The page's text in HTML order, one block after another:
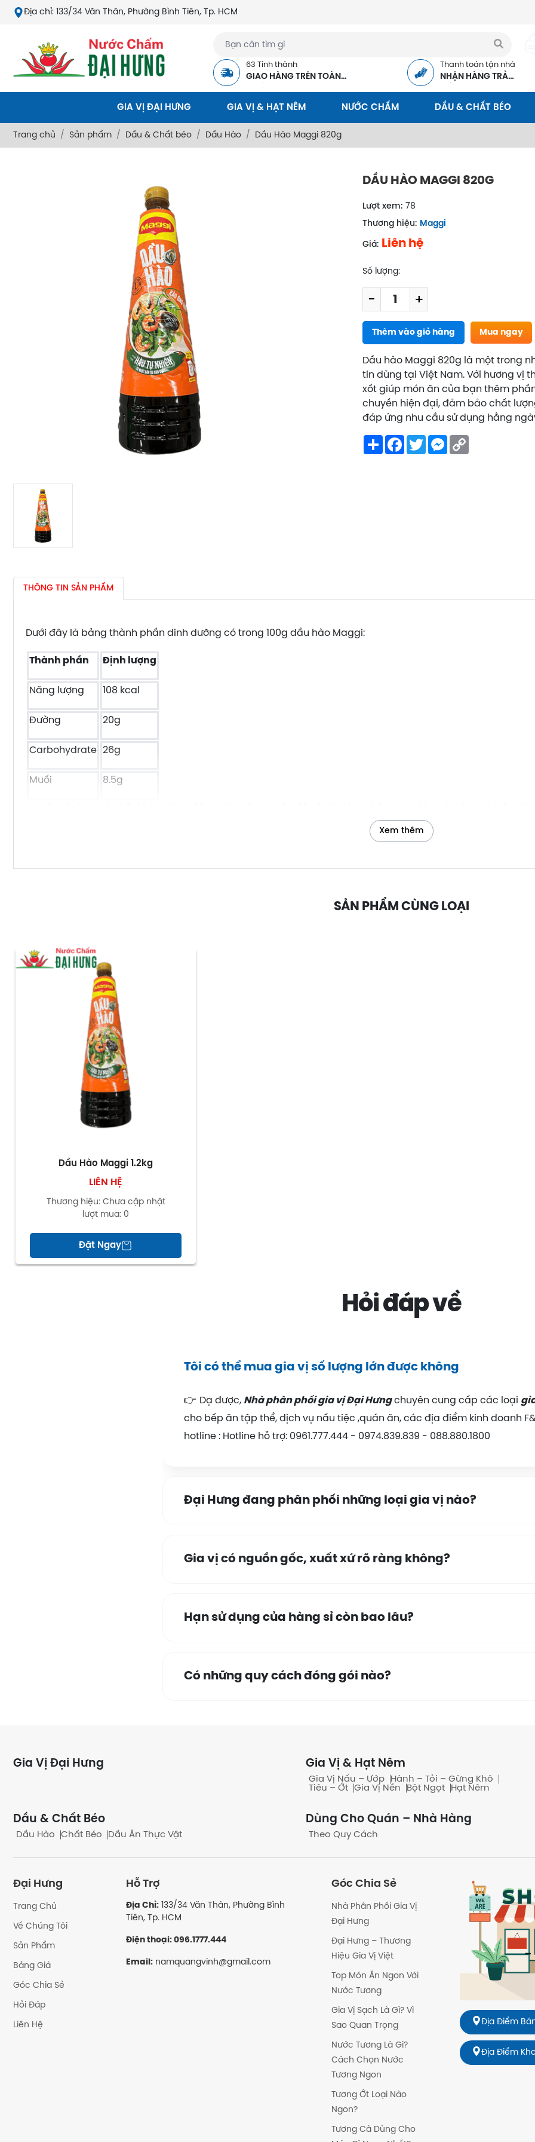
Địa chỉ: 133/34 Văn Thân, Phường Bình Tiên, Tp. HCM
63 Tỉnh thành
GIAO HÀNG TRÊN TOÀN
Thanh toán tận nhà
NHẬN HÀNG TRẢ
GIA VỊ ĐẠI HƯNG GIA VỊ & HẠT NÊM NƯỚC CHẤM DẦU & CHẤT BÉO
Trang chủ Sản phẩm Dầu & Chất béo Dầu Hào Dầu Hào Maggi 820g
DẦU HÀO MAGGI 820G
Lượt xem: 78
Thương hiệu: Maggi
Giá: Liên hệ
Số lượng:
- +
Thêm vào giỏ hàng Mua ngay
Dầu hào Maggi 820g là một trong
tin dùng tại Việt Nam. Với hương vị
xốt giúp món ăn của bạn thêm
chuyền hiện đại, đảm bảo chất
đáp ứng nhu cầu sử dụng hằng
Share Facebook
TwitterMessenger
THÔNG TIN SẢN PHẨM
Dưới đây là bảng thành phần dinh dưỡng có trong 100g dầu hào Maggi:
Thành phần Định lượng
Năng lượng 108 kcal
Đường 20g
Carbohydrate 26g
Muối 8.5g
Xem thêm
SẢN PHẨM CÙNG LOẠI
Dầu Hào Maggi 1.2kg
LIÊN HỆ
Thương hiệu: Chưa cập nhật
lượt mua: 0
Đặt Ngay
Hỏi đáp về
Tôi có thể mua gia vị số lượng lớn được không
👉 Dạ được, Nhà phân phối gia vị Đại Hưngchuyên cung cấp các loại
cho bếp ăn tập thể, dịch vụ nấu tiệc ,quán ăn, các địa điểm kinh doanh
hotline : Hotline hỗ trợ: 0961.777.444 - 0974.839.839 - 088.880.1800
Đại Hưng đang phân phối những loại gia vị nào?
Gia vị có nguồn gốc, xuất xứ rõ ràng không?
Hạn sử dụng của hàng sỉ còn bao lâu?
Có những quy cách đóng gói nào?
Khách quen có công nợ không?
Gia Vị Đại Hưng Gia Vị & Hạt Nêm
Gia Vị Nấu – Ướp
Hành – Tỏi – Gừng Khô
Tiêu – Ớt
Gia Vị Nền Bột Ngọt Hạt Nêm
Dầu & Chất Béo
Dầu Hào Chất Béo Dầu Ăn Thực Vật
Dùng Cho Quán – Nhà Hàng
Theo Quy Cách
Đại Hưng
Trang Chủ
Về Chúng Tôi
Sản Phẩm
Bảng Giá
Góc Chia Sẻ
Hỏi Đáp
Liên Hệ
Hỗ Trợ
Địa Chỉ:133/34 Văn Thân, Phường Bình
Tiên, Tp. HCM
Điện thoại: 096.1777.444
Email:namquangvinh@gmail.com
Góc Chia Sẻ
Nhà Phân Phối Gia Vị
Đại Hưng
Đại Hưng – Thương
Hiệu Gia Vị Việt
Top Món Ăn Ngon Với
Nước Tương
Gia Vị Sạch Là Gì? Vì
Sao Quan Trọng
Nước Tương Là Gì?
Cách Chọn Nước
Tương Ngon
Tương Ớt Loại Nào
Ngon?
Tương Cà Dùng Cho
Địa Điểm
Địa Điểm